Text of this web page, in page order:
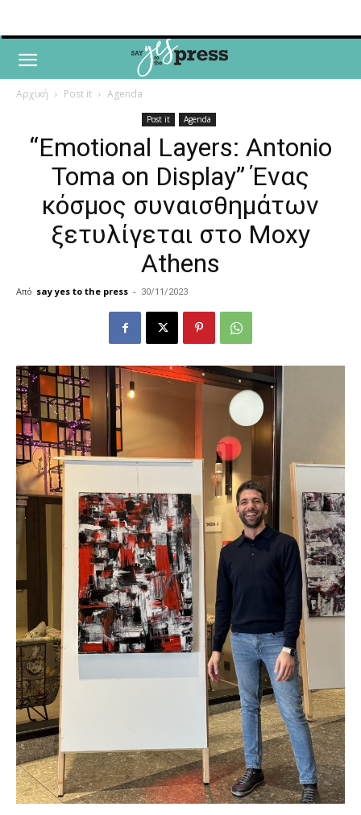
Αρχική Post it Agenda
Post it Agenda
“Emotional Layers: Antonio
Toma on Display” Ένας
κόσμος συναισθημάτων
ξετυλίγεται στο Moxy
Athens
Από say yes to the press - 30/11/2023